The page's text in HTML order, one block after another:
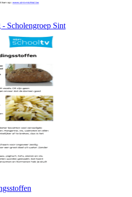
Scholengroep Sint